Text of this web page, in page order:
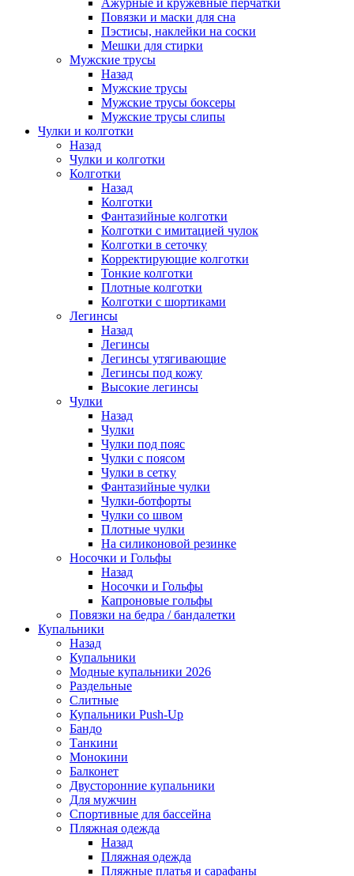
Ажурные и кружевные перчатки
Повязки и маски для сна
Пэстисы, наклейки на соски
Мешки для стирки
Мужские трусы
Назад
Мужские трусы
Мужские трусы боксеры
Мужские трусы слипы
Чулки и колготки
Назад
Чулки и колготки
Колготки
Назад
Колготки
Фантазийные колготки
Колготки с имитацией чулок
Колготки в сеточку
Корректирующие колготки
Тонкие колготки
Плотные колготки
Колготки с шортиками
Легинсы
Назад
Легинсы
Легинсы утягивающие
Легинсы под кожу
Высокие легинсы
Чулки
Назад
Чулки
Чулки под пояс
Чулки с поясом
Чулки в сетку
Фантазийные чулки
Чулки-ботфорты
Чулки со швом
Плотные чулки
На силиконовой резинке
Носочки и Гольфы
Назад
Носочки и Гольфы
Капроновые гольфы
Повязки на бедра / бандалетки
Купальники
Назад
Купальники
Модные купальники 2026
Раздельные
Слитные
Купальники Push-Up
Бандо
Танкини
Монокини
Балконет
Двусторонние купальники
Для мужчин
Спортивные для бассейна
Пляжная одежда
Назад
Пляжная одежда
Пляжные платья и сарафаны